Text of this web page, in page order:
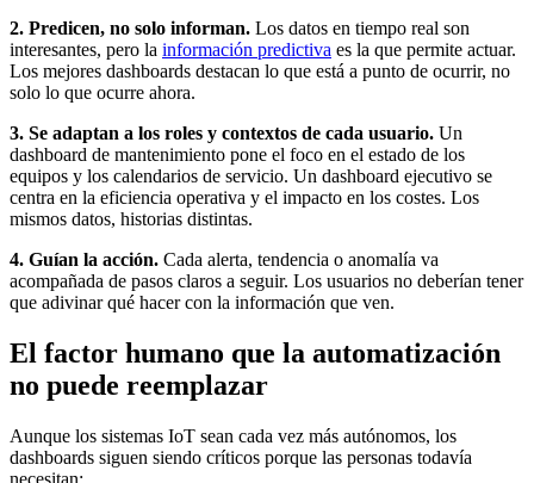
2. Predicen, no solo informan. Los datos en tiempo real son
interesantes, pero la información predictiva es la que permite actuar.
Los mejores dashboards destacan lo que está a punto de ocurrir, no
solo lo que ocurre ahora.
3. Se adaptan a los roles y contextos de cada usuario. Un
dashboard de mantenimiento pone el foco en el estado de los
equipos y los calendarios de servicio. Un dashboard ejecutivo se
centra en la eficiencia operativa y el impacto en los costes. Los
mismos datos, historias distintas.
4. Guían la acción. Cada alerta, tendencia o anomalía va
acompañada de pasos claros a seguir. Los usuarios no deberían tener
que adivinar qué hacer con la información que ven.
El factor humano que la automatización
no puede reemplazar
Aunque los sistemas IoT sean cada vez más autónomos, los
dashboards siguen siendo críticos porque las personas todavía